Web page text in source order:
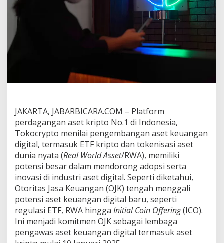
e
b
a
a
n
E
T
F
K
r
i
p
t
o
d
n
T
JAKARTA, JABARBICARA.COM – Platform
perdagangan aset kripto No.1 di Indonesia,
Tokocrypto menilai pengembangan aset keuangan
digital, termasuk ETF kripto dan tokenisasi aset
dunia nyata (Real World Asset/RWA), memiliki
potensi besar dalam mendorong adopsi serta
inovasi di industri aset digital. Seperti diketahui,
Otoritas Jasa Keuangan (OJK) tengah menggali
potensi aset keuangan digital baru, seperti
regulasi ETF, RWA hingga Initial Coin Offering(ICO).
Ini menjadi komitmen OJK sebagai lembaga
pengawas aset keuangan digital termasuk aset